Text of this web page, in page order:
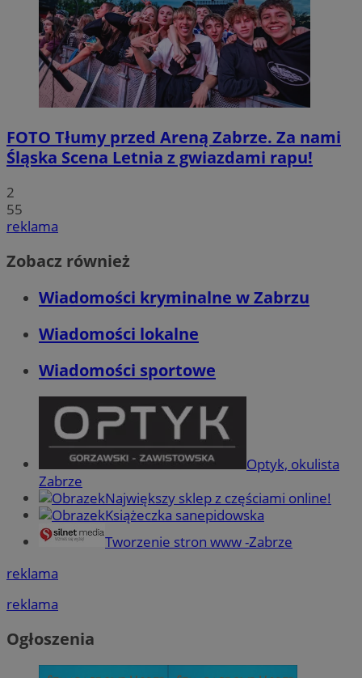
FOTO Tłumy przed Areną Zabrze. Za nami
Śląska Scena Letnia z gwiazdami rapu!
2
55
reklama
Zobacz również
Wiadomości kryminalne w Zabrzu
Wiadomości lokalne
Wiadomości sportowe
Optyk, okulista
Zabrze
Największy sklep z częściami online!
Książeczka sanepidowska
Tworzenie stron www -Zabrze
reklama
reklama
Ogłoszenia